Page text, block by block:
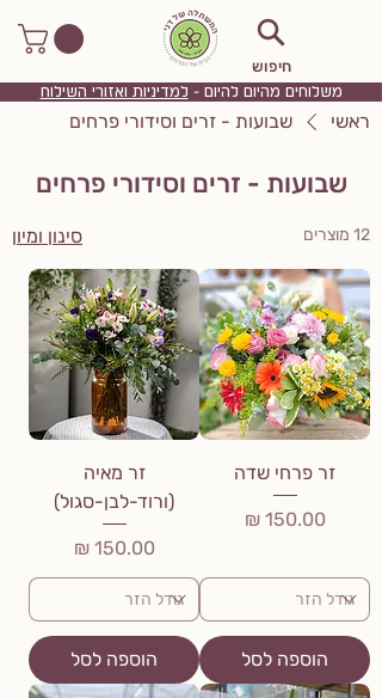
חיפוש
משלוחים מהיום להיום - למדיניות ואזורי השילוח
ראשי שבועות - זרים וסידורי פרחים
שבועות - זרים וסידורי פרחים
12 מוצרים סינון ומיון
זר פרחי שדה
מחיר
הוספה לסל
זר מאיה
(ורוד-לבן-סגול)
מחיר
הוספה לסל